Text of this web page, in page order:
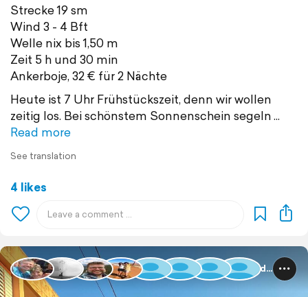
Strecke 19 sm
Wind 3 - 4 Bft
Welle nix bis 1,50 m
Zeit 5 h und 30 min
Ankerboje, 32 € für 2 Nächte
Heute ist 7 Uhr Frühstückszeit, denn wir wollen
zeitig los. Bei schönstem Sonnenschein segeln
Read more
See translation
4 likes
Guadeloupe und Dominica